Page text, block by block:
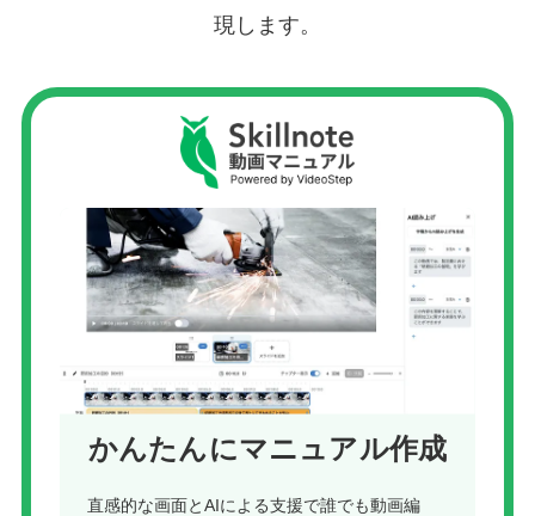
現します。
かんたんにマニュアル作成
直感的な画面とAIによる支援で誰でも動画編